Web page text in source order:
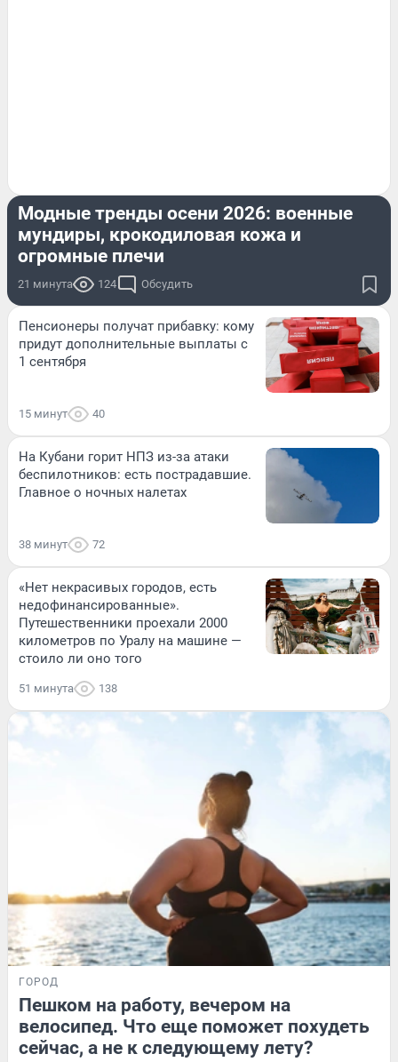
Модные тренды осени 2026: военные
мундиры, крокодиловая кожа и
огромные плечи
21 минута 124 Обсудить
Пенсионеры получат прибавку: кому
придут дополнительные выплаты с
1 сентября
15 минут 40
На Кубани горит НПЗ из-за атаки
беспилотников: есть пострадавшие.
Главное о ночных налетах
38 минут 72
«Нет некрасивых городов, есть
недофинансированные».
Путешественники проехали 2000
километров по Уралу на машине —
стоило ли оно того
51 минута 138
ГОРОД
Пешком на работу, вечером на
велосипед. Что еще поможет похудеть
сейчас, а не к следующему лету?